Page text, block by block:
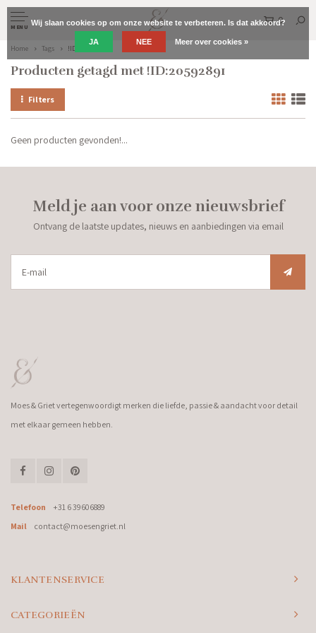
MENU
0
Home Tags !ID:20592891
Producten getagd met !ID:20592891
Filters
Geen producten gevonden!...
Meld je aan voor onze nieuwsbrief
Ontvang de laatste updates, nieuws en aanbiedingen via email
Moes & Griet vertegenwoordigt merken die liefde, passie & aandacht voor detail
met elkaar gemeen hebben.
Telefoon
+31 6 39606889
Mail
contact@moesengriet.nl
KLANTENSERVICE
CATEGORIEËN
Wij slaan cookies op om onze website te verbeteren. Is dat akkoord?
JA NEE Meer over cookies »